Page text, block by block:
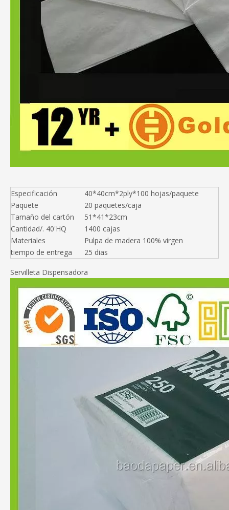
Especificación
40*40cm*2ply*100 hojas/paquete
Paquete
20 paquetes/caja
Tamaño del cartón
51*41*23cm
Cantidad/. 40'HQ
1400 cajas
Materiales
Pulpa de madera 100% virgen
tiempo de entrega
25 dias
Servilleta Dispensadora